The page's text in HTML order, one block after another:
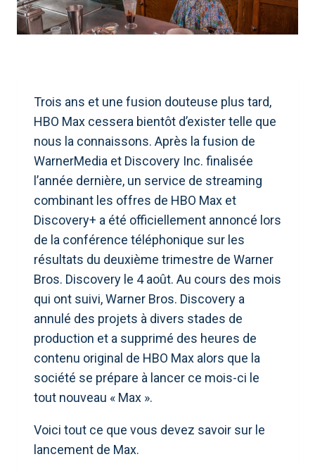
Trois ans et une fusion douteuse plus tard,
HBO Max cessera bientôt d’exister telle que
nous la connaissons. Après la fusion de
WarnerMedia et Discovery Inc. finalisée
l’année dernière, un service de streaming
combinant les offres de HBO Max et
Discovery+ a été officiellement annoncé lors
de la conférence téléphonique sur les
résultats du deuxième trimestre de Warner
Bros. Discovery le 4 août. Au cours des mois
qui ont suivi, Warner Bros. Discovery a
annulé des projets à divers stades de
production et a supprimé des heures de
contenu original de HBO Max alors que la
société se prépare à lancer ce mois-ci le
tout nouveau « Max ».
Voici tout ce que vous devez savoir sur le
lancement de Max.